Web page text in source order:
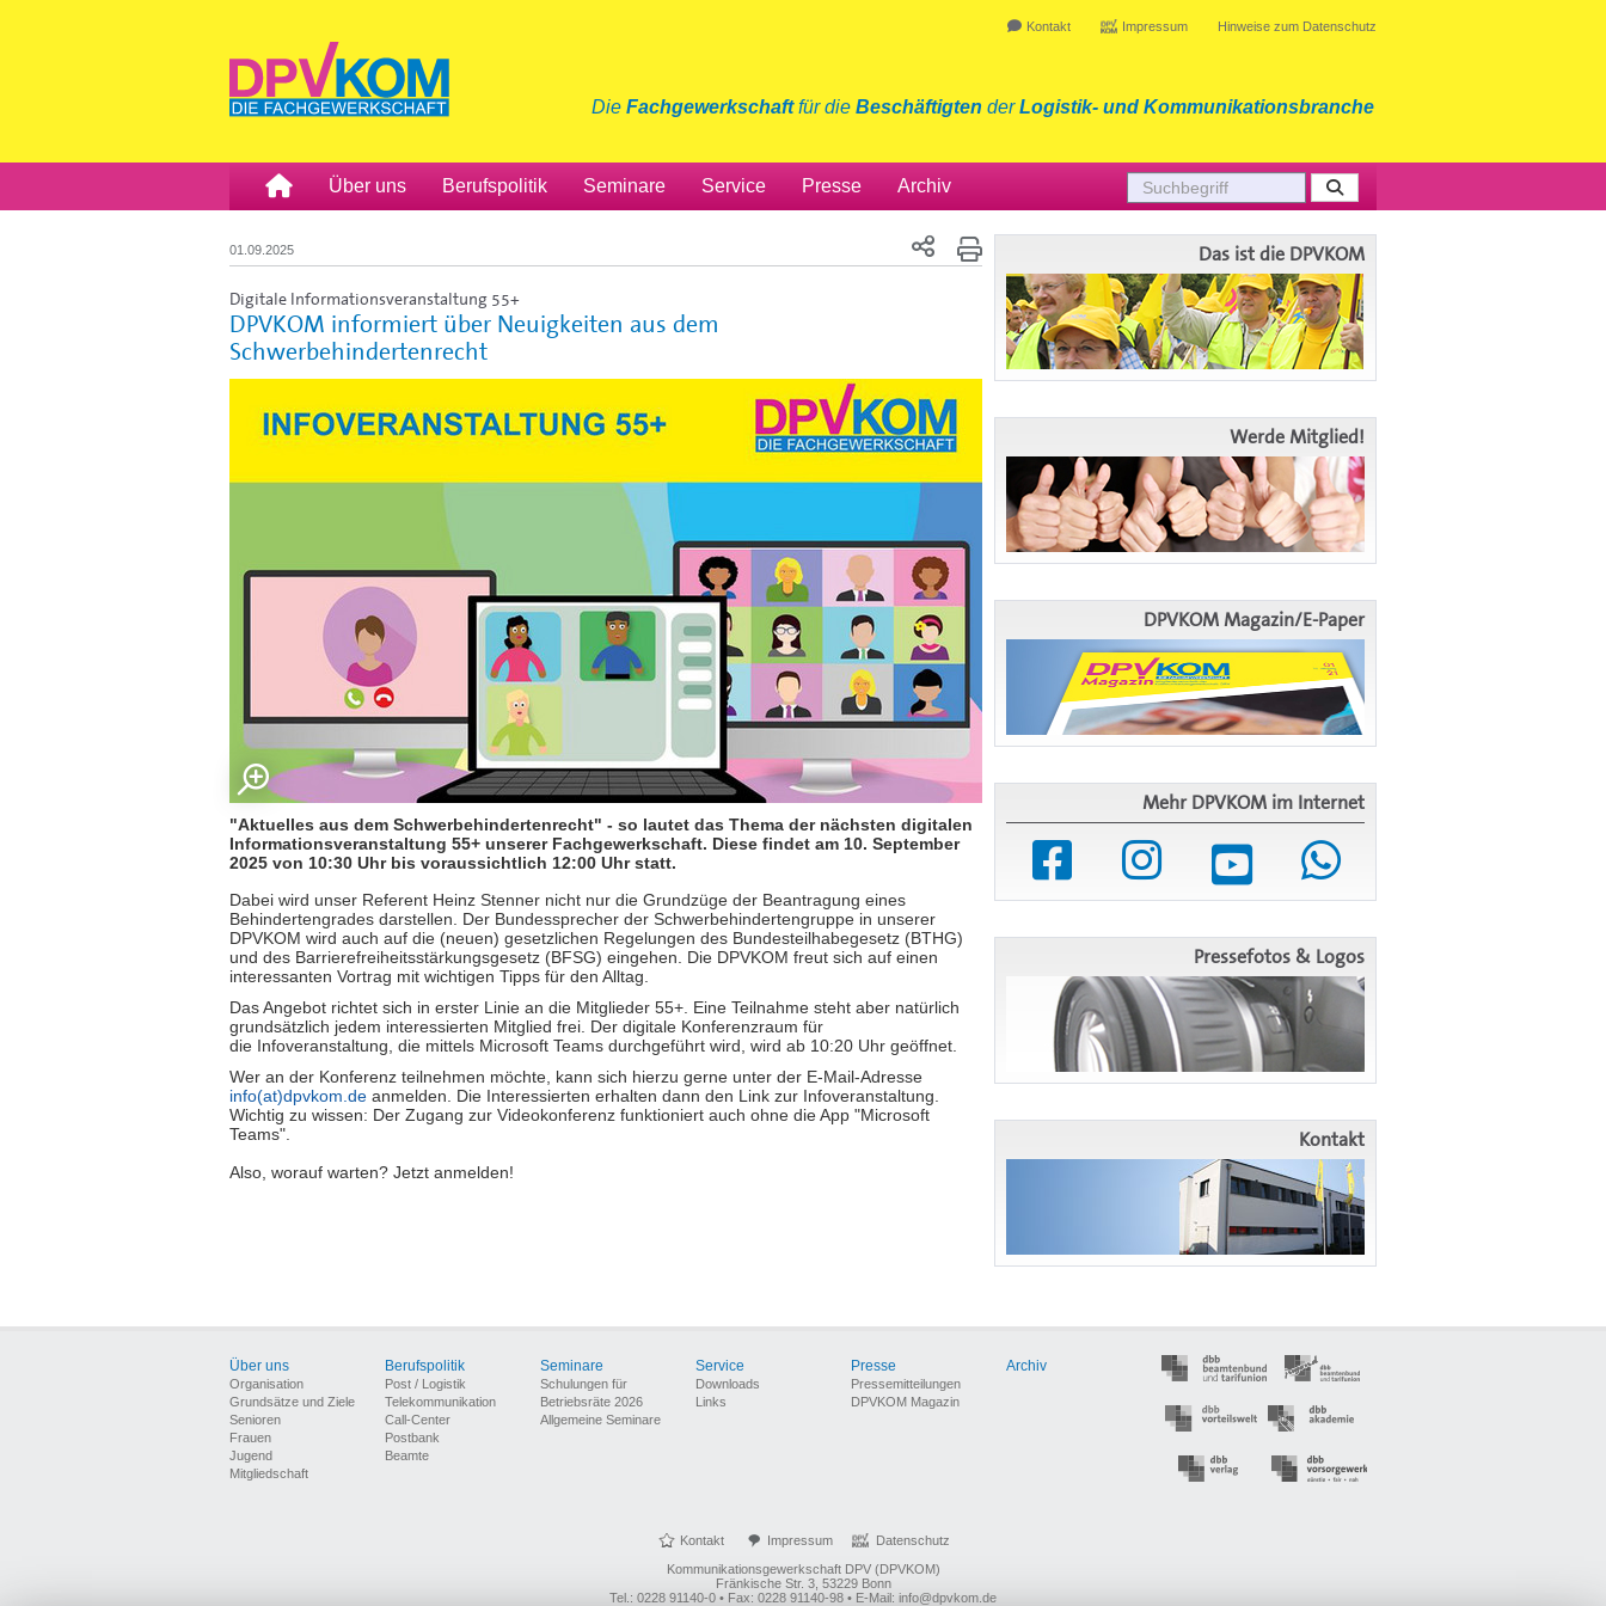
Kontakt Impressum Hinweise zum Datenschutz
Die Fachgewerkschaftfür die Beschäftigten derLogistik- und Kommunikationsbranche
Über uns Berufspolitik Seminare Service Presse Archiv
01.09.2025
Digitale Informationsveranstaltung 55+
DPVKOM informiert über Neuigkeiten aus dem
Schwerbehindertenrecht
"Aktuelles aus dem Schwerbehindertenrecht" - so lautet das Thema der nächsten digitalen
Informationsveranstaltung 55+ unserer Fachgewerkschaft. Diese findet am 10. September
2025 von 10:30 Uhr bis voraussichtlich 12:00 Uhr statt.
Dabei wird unser Referent Heinz Stenner nicht nur die Grundzüge der Beantragung eines
Behindertengrades darstellen. Der Bundessprecher der Schwerbehindertengruppe in unserer
DPVKOM wird auch auf die (neuen) gesetzlichen Regelungen des Bundesteilhabegesetz (BTHG)
und des Barrierefreiheitsstärkungsgesetz (BFSG) eingehen. Die DPVKOM freut sich auf einen
interessanten Vortrag mit wichtigen Tipps für den Alltag.
Das Angebot richtet sich in erster Linie an die Mitglieder 55+. Eine Teilnahme steht aber natürlich
grundsätzlich jedem interessierten Mitglied frei. Der digitale Konferenzraum für
die Infoveranstaltung, die mittels Microsoft Teams durchgeführt wird, wird ab 10:20 Uhr geöffnet.
Wer an der Konferenz teilnehmen möchte, kann sich hierzu gerne unter der E-Mail-Adresse
info(at)dpvkom.de anmelden. Die Interessierten erhalten dann den Link zur Infoveranstaltung.
Wichtig zu wissen: Der Zugang zur Videokonferenz funktioniert auch ohne die App "Microsoft
Teams".
Also, worauf warten? Jetzt anmelden!
Das ist die DPVKOM
Werde Mitglied!
DPVKOM Magazin/E-Paper
Mehr DPVKOM im Internet
Pressefotos & Logos
Kontakt
Über uns
Organisation
Grundsätze und Ziele
Senioren
Frauen
Jugend
Mitgliedschaft
Berufspolitik
Post / Logistik
Telekommunikation
Call-Center
Postbank
Beamte
Seminare
Schulungen für
Betriebsräte 2026
Allgemeine Seminare
Service
Downloads
Links
Presse
Pressemitteilungen
DPVKOM Magazin
Archiv
Kontakt Impressum
Datenschutz
Kommunikationsgewerkschaft DPV (DPVKOM)
Fränkische Str. 3, 53229 Bonn
Tel.: 0228 91140-0 • Fax: 0228 91140-98 • E-Mail: info@dpvkom.de